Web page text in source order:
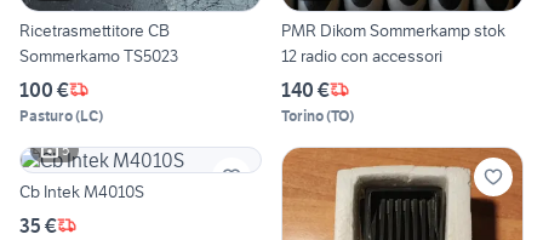
Ricetrasmettitore CB
Sommerkamo TS5023
100 €
Pasturo(LC)
PMR Dikom Sommerkamp stok
12 radio con accessori
140 €
Torino(TO)
5
Cb Intek M4010S
35 €